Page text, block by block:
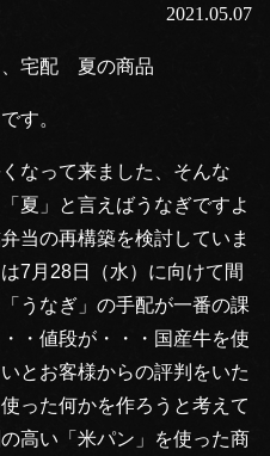
2021.05.07
、宅配 夏の商品
す。
なって来ました、そんな
夏」と言えばうなぎですよ
当の再構築を検討していま
7月28日（水）に向けて間
うなぎ」の手配が一番の課
・値段が・・・国産牛を使
とお客様からの評判をいた
った何かを作ろうと考えて
高い「米パン」を使った商